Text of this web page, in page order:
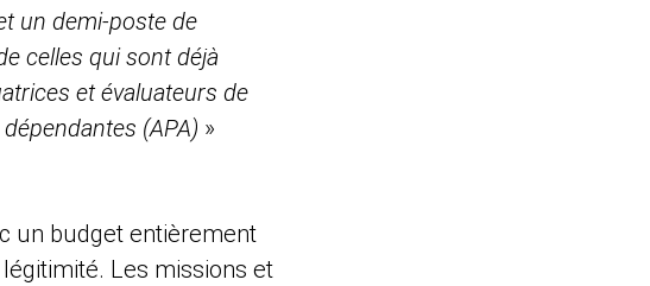
un demi-poste de
celles qui sont déjà
et évaluateurs de
(APA) »
un budget entièrement
Les missions et